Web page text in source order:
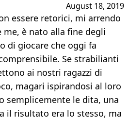
August 18, 2019
essere retorici, mi arrendo
me, è nato alla fine degli
di giocare che oggi fa
Se strabilianti
ai nostri ragazzi di
magari ispirandosi al loro
semplicemente le dita, una
il risultato era lo stesso, ma